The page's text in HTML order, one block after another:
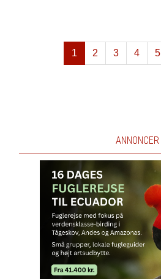
1 2 3 4 5
ANNONCER